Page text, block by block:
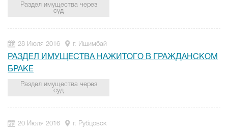
Раздел имущества через
суд
28 Июля 2016 г. Ишимбай
РАЗДЕЛ ИМУЩЕСТВА НАЖИТОГО В ГРАЖДАНСКОМ
БРАКЕ
Раздел имущества через
суд
20 Июля 2016 г. Рубцовск